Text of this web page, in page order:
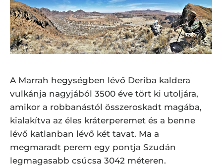
A Marrah hegységben lévő Deriba kaldera
vulkánja nagyjából 3500 éve tört ki utoljára,
amikor a robbanástól összeroskadt magába,
kialakítva az éles kráterperemet és a benne
lévő katlanban lévő két tavat. Ma a
megmaradt perem egy pontja Szudán
legmagasabb csúcsa 3042 méteren.